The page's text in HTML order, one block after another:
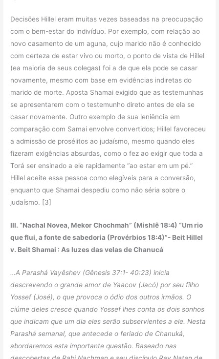
Decisões Hillel eram muitas vezes baseadas na preocupação
com o bem-estar do indivíduo. Por exemplo, com relação ao
novo casamento de um aguna, cujo marido não é conhecido
com certeza de estar vivo ou morto, o ponto de vista de Hillel
(ea maioria de seus colegas) foi a de que ela pode se casar
novamente, mesmo com base em evidências indiretas do
marido de morte. Aposta Shamai exigido que as testemunhas
se apresentarem com o testemunho direto antes de ela se
casar novamente. Outro exemplo de sua leniência em
comparação com Samai envolve convertidos; Hillel favoreceu
a admissão de prosélitos ao judaísmo, mesmo quando eles
fizeram exigências absurdas, como o fez ao exigir que toda a
Torá ser ensinado a ele rapidamente “ao estar em um pé.”
Hillel aceite essa pessoa como elegíveis para a conversão,
enquanto que Shamai despediu como não séria sobre o
judaísmo. [3]
III. “Nachal Novea, Mekor Chochmah” (Mishlê 18:4) “Um rio
que flui, a fonte de sabedoria (Provérbios 18:4)”- Beit Hillel
v. Beit Shamai : As luzes das velas de Chanucá
…A Parashá Vayêshev (Gênesis 37:1- 40:23) inicia
descrevendo o grande amor de Yaacov (Jacó) por seu filho
Yossef (José), o que provoca o ódio dos outros irmãos. O
ciúme deles cresce quando Yossef lhes conta os dois sonhos
que indicam que um dia eles serão subservientes a ele. Nesta
Parashá semanal, que antecede o feriado de Chanuká,
abordaremos esta importante questão. Baseado nas